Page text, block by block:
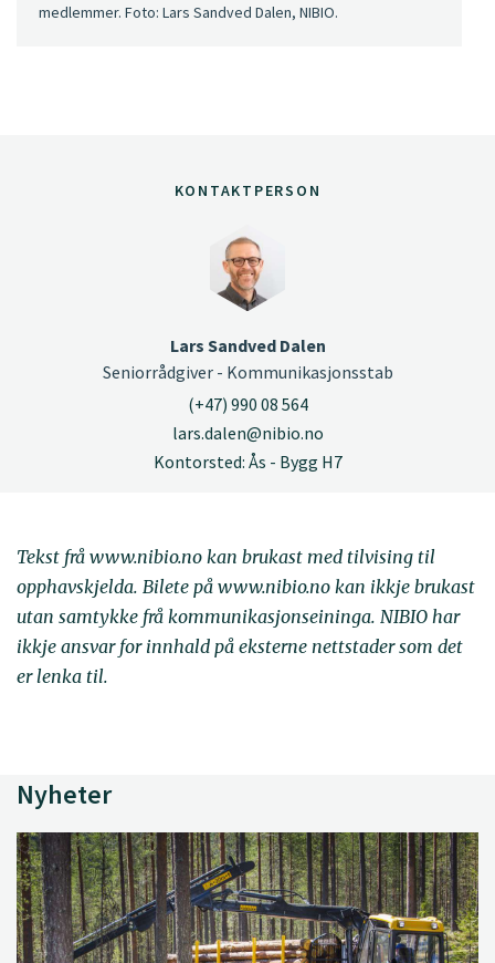
medlemmer. Foto: Lars Sandved Dalen, NIBIO.
KONTAKTPERSON
Lars Sandved Dalen
Seniorrådgiver - Kommunikasjonsstab
(+47) 990 08 564
lars.dalen@nibio.no
Kontorsted: Ås - Bygg H7
Tekst frå www.nibio.no kan brukast med tilvising til
opphavskjelda. Bilete på www.nibio.no kan ikkje brukast
utan samtykke frå kommunikasjonseininga. NIBIO har
ikkje ansvar for innhald på eksterne nettstader som det
er lenka til.
Nyheter